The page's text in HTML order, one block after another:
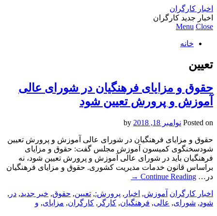
اخبار کارگران
اخبار جدید کارگران
Menu Close
خانه
تعیین
حقوق و مزایای فرهنگیان در شورای عالی
آموزش و پرورش تعیین شود
Posted on نوامبر 18, 2018
حقوق و مزایای فرهنگیان در شورای عالی آموزش و پرورش تعیین
شودسخنگوی کمیسون آموزش مجلس گفت: حقوق و مزایای
فرهنگیان باید در شورای عالی آموزش و پرورش تعیین شود، نه
براساس قانون خدمات مدیریت کشوری. حقوق و مزایای فرهنگیان
در… Continue Reading
→
اخبار کارگران آموزش, اخبار , پرورش:, تعیین, حقوق, خبر جدید, در ,
شود, شورای, عالی, فرهنگیان, کارگر , کارگران, مزایای, و